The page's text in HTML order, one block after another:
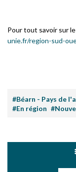
Pour tout savoir sur
unie.fr/region-sud-
#Béarn - Pays de
#En région